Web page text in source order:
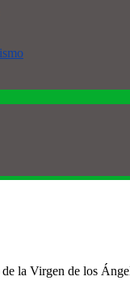
la Virgen de los